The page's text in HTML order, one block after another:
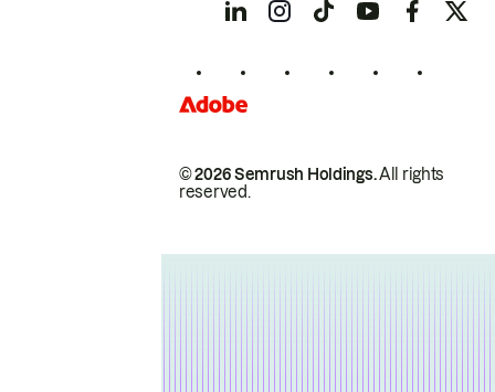
© 2026 Semrush Holdings.All rights
reserved.